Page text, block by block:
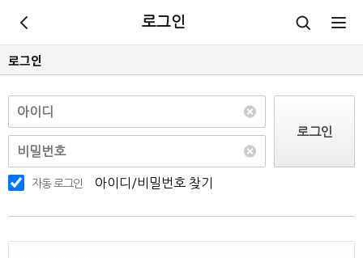
로그인
로그인
자동 로그인 아이디/비밀번호 찾기
로그인